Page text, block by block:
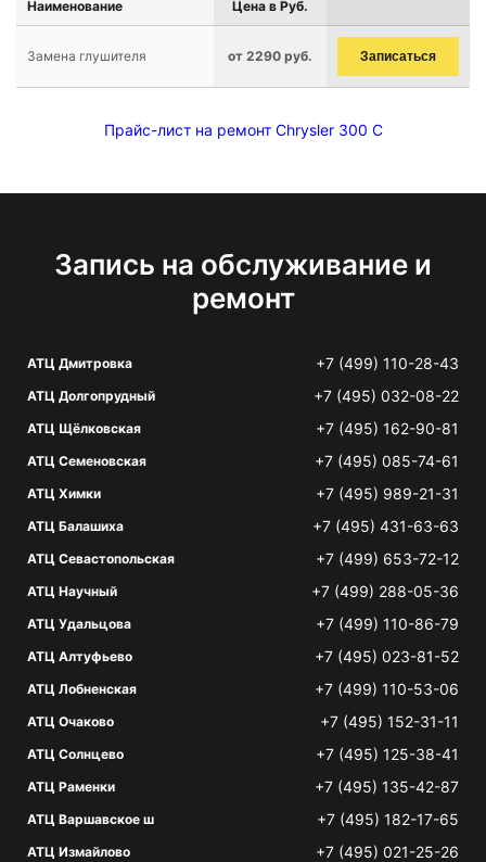
Наименование Цена в Руб.
Замена глушителя от 2290 руб. Записаться
Прайс-лист на ремонт Chrysler 300 C
Запись на обслуживание и
ремонт
АТЦ Дмитровка +7 (499) 110-28-43
АТЦ Долгопрудный +7 (495) 032-08-22
АТЦ Щёлковская +7 (495) 162-90-81
АТЦ Семеновская +7 (495) 085-74-61
АТЦ Химки +7 (495) 989-21-31
АТЦ Балашиха +7 (495) 431-63-63
АТЦ Севастопольская +7 (499) 653-72-12
АТЦ Научный +7 (499) 288-05-36
АТЦ Удальцова +7 (499) 110-86-79
АТЦ Алтуфьево +7 (495) 023-81-52
АТЦ Лобненская +7 (499) 110-53-06
АТЦ Очаково +7 (495) 152-31-11
АТЦ Солнцево +7 (495) 125-38-41
АТЦ Раменки +7 (495) 135-42-87
АТЦ Варшавское ш +7 (495) 182-17-65
АТЦ Измайлово +7 (495) 021-25-26